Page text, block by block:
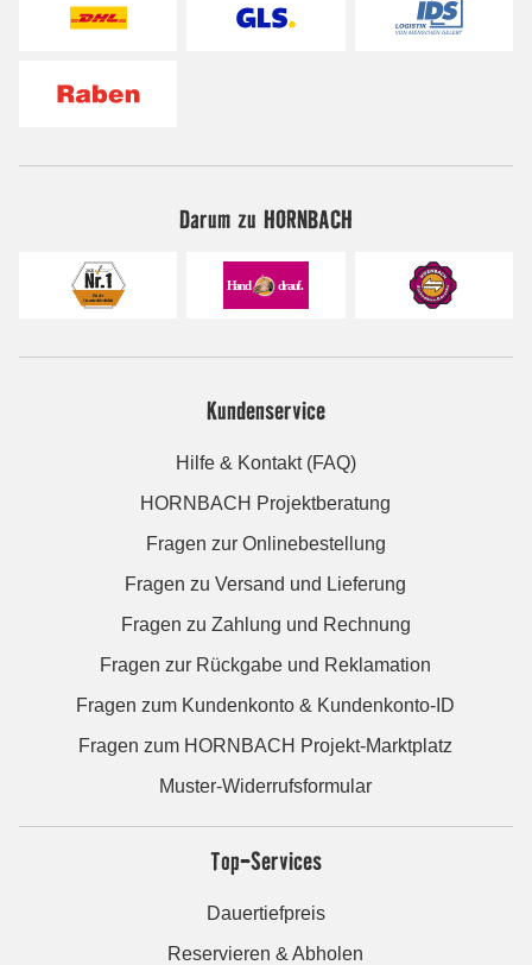
Darum zu HORNBACH
Kundenservice
Hilfe & Kontakt (FAQ)
HORNBACH Projektberatung
Fragen zur Onlinebestellung
Fragen zu Versand und Lieferung
Fragen zu Zahlung und Rechnung
Fragen zur Rückgabe und Reklamation
Fragen zum Kundenkonto & Kundenkonto-ID
Fragen zum HORNBACH Projekt-Marktplatz
Muster-Widerrufsformular
Top-Services
Dauertiefpreis
Reservieren & Abholen